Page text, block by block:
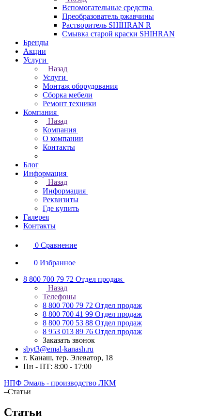
Вспомогательные средства
Преобразователь ржавчины
Растворитель SHIHRAN R
Смывка старой краски SHIHRAN
Бренды
Акции
Услуги
Назад
Услуги
Монтаж оборудования
Сборка мебели
Ремонт техники
Компания
Назад
Компания
О компании
Контакты
Блог
Информация
Назад
Информация
Реквизиты
Где купить
Галерея
Контакты
0 Сравнение
0 Избранное
8 800 700 79 72 Отдел продаж
Назад
Телефоны
8 800 700 79 72 Отдел продаж
8 800 700 41 99 Отдел продаж
8 800 700 53 88 Отдел продаж
8 953 013 89 76 Отдел продаж
Заказать звонок
sbyt3@emal-kanash.ru
г. Канаш, тер. Элеватор, 18
Пн - ПТ: 8:00 - 17:00
НПФ Эмаль - производство ЛКМ
–Статьи
Статьи